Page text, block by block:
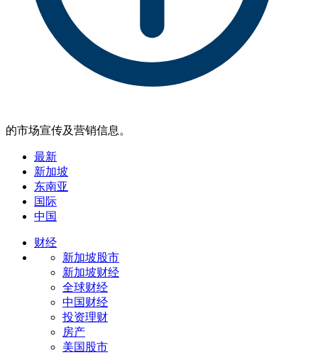
的市场宣传及营销信息。
最新
新加坡
东南亚
国际
中国
财经
新加坡股市
新加坡财经
全球财经
中国财经
投资理财
房产
美国股市